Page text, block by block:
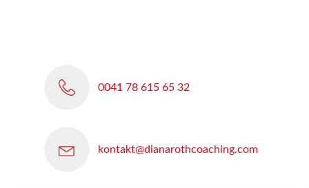
0041 78 615 65 32
kontakt@dianarothcoaching.com